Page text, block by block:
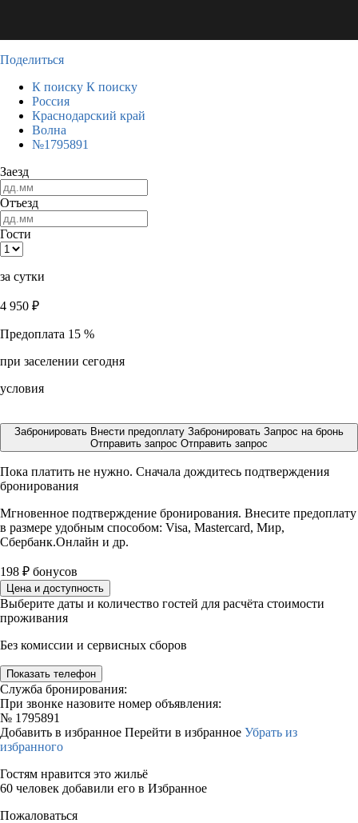
Поделиться
К поиску К поиску
Россия
Краснодарский край
Волна
№1795891
Заезд
Отъезд
Гости
за сутки
4 950 ₽
Предоплата 15 %
при заселении сегодня
условия
Забронировать Внести предоплату Забронировать Запрос на бронь
Отправить запрос Отправить запрос
Пока платить не нужно. Сначала дождитесь подтверждения
бронирования
Мгновенное подтверждение бронирования. Внесите предоплату
в размере удобным способом: Visa, Mastercard, Мир,
Сбербанк.Онлайн и др.
198 ₽ бонусов
Цена и доступность
Выберите даты и количество гостей для расчёта стоимости
проживания
Без комиссии и сервисных сборов
Показать телефон
Служба бронирования:
При звонке назовите номер объявления:
№ 1795891
Добавить в избранное Перейти в избранное Убрать из
избранного
Гостям нравится это жильё
60 человек добавили его в Избранное
Пожаловаться